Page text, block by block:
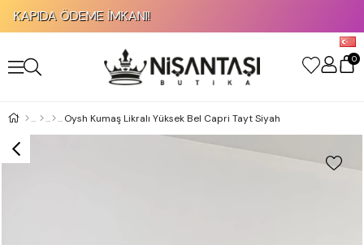
ÖDEME İMKANI!
0
Oysh Kumaş Likralı Yüksek Bel Capri Tayt Siyah